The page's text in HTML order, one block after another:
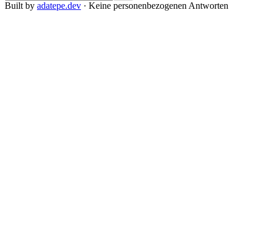
Built by adatepe.dev · Keine personenbezogenen Antworten